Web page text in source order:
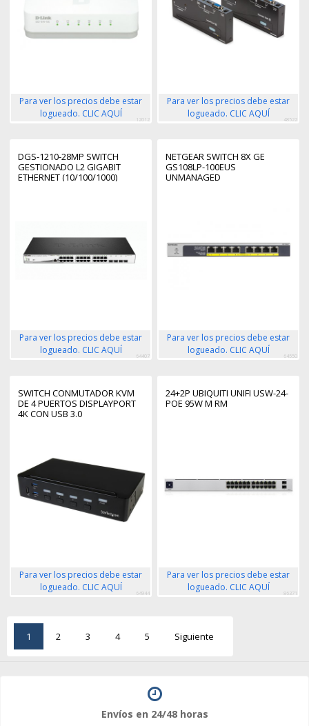
Para ver los precios debe estar
logueado. CLIC AQUÍ
12012
Para ver los precios debe estar
logueado. CLIC AQUÍ
48522
DGS-1210-28MP SWITCH
GESTIONADO L2 GIGABIT
ETHERNET (10/100/1000)
Para ver los precios debe estar
logueado. CLIC AQUÍ
64407
NETGEAR SWITCH 8X GE
GS108LP-100EUS
UNMANAGED
Para ver los precios debe estar
logueado. CLIC AQUÍ
64550
SWITCH CONMUTADOR KVM
DE 4 PUERTOS DISPLAYPORT
4K CON USB 3.0
Para ver los precios debe estar
logueado. CLIC AQUÍ
64944
24+2P UBIQUITI UNIFI USW-24-
POE 95W M RM
Para ver los precios debe estar
logueado. CLIC AQUÍ
86371
1 2 3 4 5 Siguiente
Envíos en 24/48 horas